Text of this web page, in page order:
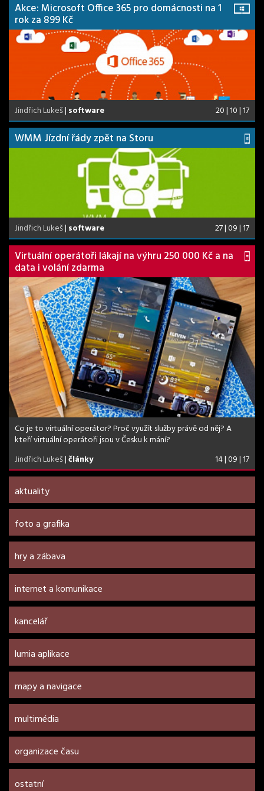
Akce: Microsoft Office 365 pro domácnosti na 1
rok za 899 Kč
Jindřich Lukeš| software 20 | 10 | 17
WMM Jízdní řády zpět na Storu
Jindřich Lukeš| software 27 | 09 | 17
Virtuální operátoři lákají na výhru 250 000 Kč a na
data i volání zdarma
Co je to virtuální operátor? Proč využít služby právě od něj? A
kteří virtuální operátoři jsou v Česku k mání?
Jindřich Lukeš|články 14 | 09 | 17
aktuality
foto a grafika
hry a zábava
internet a komunikace
kancelář
lumia aplikace
mapy a navigace
multimédia
organizace času
ostatní